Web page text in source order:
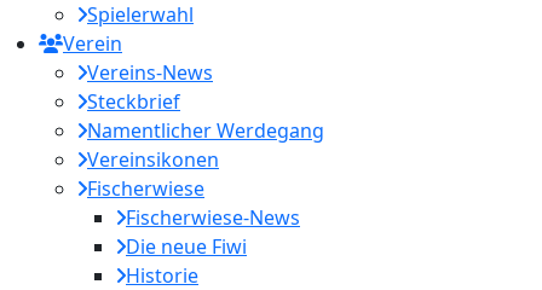
Spielerwahl
Verein
Vereins-News
Steckbrief
Namentlicher Werdegang
Vereinsikonen
Fischerwiese
Fischerwiese-News
Die neue Fiwi
Historie